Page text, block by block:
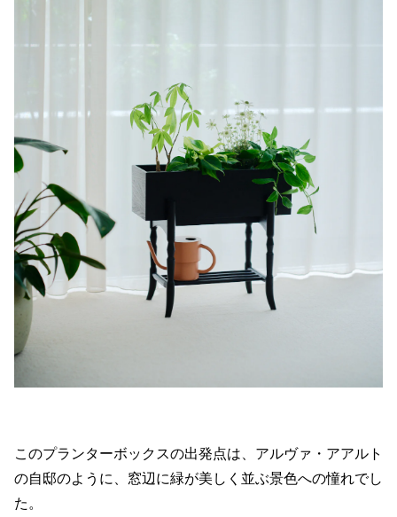
このプランターボックスの出発点は、アルヴァ・アアルト
の自邸のように、窓辺に緑が美しく並ぶ景色への憧れでし
た。